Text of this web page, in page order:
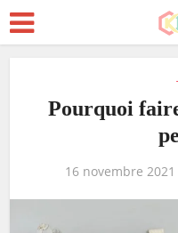
Pourquoi
16 novembre 2021